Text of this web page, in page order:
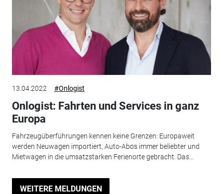
13.04.2022 #Onlogist
Onlogist: Fahrten und Services in ganz
Europa
Fahrzeugüberführungen kennen keine Grenzen: Europaweit
werden Neuwagen importiert, Auto-Abos immer beliebter und
Mietwagen in die umsatzstarken Ferienorte gebracht. Das...
WEITERE MELDUNGEN